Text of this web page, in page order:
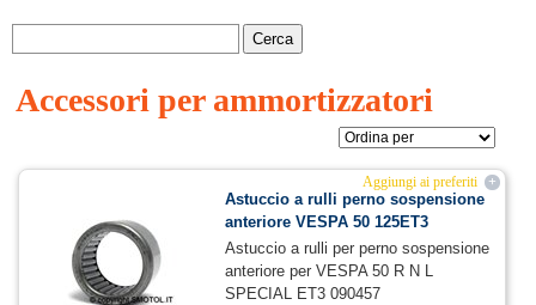
Accessori per ammortizzatori
+
Aggiungi ai preferiti
Astuccio a rulli perno sospensione
anteriore VESPA 50 125ET3
Astuccio a rulli per perno sospensione
anteriore per VESPA 50 R N L
SPECIAL ET3 090457